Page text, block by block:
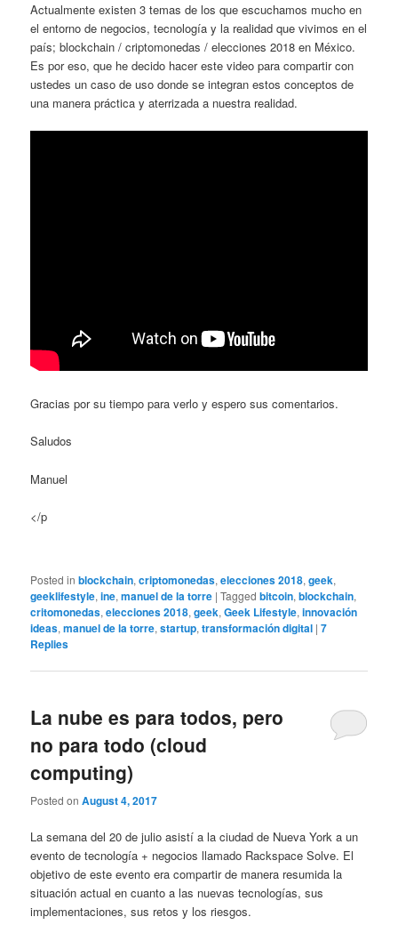
Actualmente existen 3 temas de los que escuchamos mucho en
el entorno de negocios, tecnología y la realidad que vivimos en el
país; blockchain / criptomonedas / elecciones 2018 en México.
Es por eso, que he decido hacer este video para compartir con
ustedes un caso de uso donde se integran estos conceptos de
una manera práctica y aterrizada a nuestra realidad.
Gracias por su tiempo para verlo y espero sus comentarios.
Saludos
Manuel
</p
Posted in blockchain,criptomonedas,elecciones 2018,geek,
geeklifestyle,ine,manuel de la torre |Tagged bitcoin,blockchain,
critomonedas,elecciones 2018,geek,Geek Lifestyle,innovación
ideas,manuel de la torre,startup,transformación digital |7
Replies
La nube es para todos, pero
no para todo (cloud
computing)
Posted onAugust 4, 2017
La semana del 20 de julio asistí a la ciudad de Nueva York a un
evento de tecnología + negocios llamado Rackspace Solve. El
objetivo de este evento era compartir de manera resumida la
situación actual en cuanto a las nuevas tecnologías, sus
implementaciones, sus retos y los riesgos.